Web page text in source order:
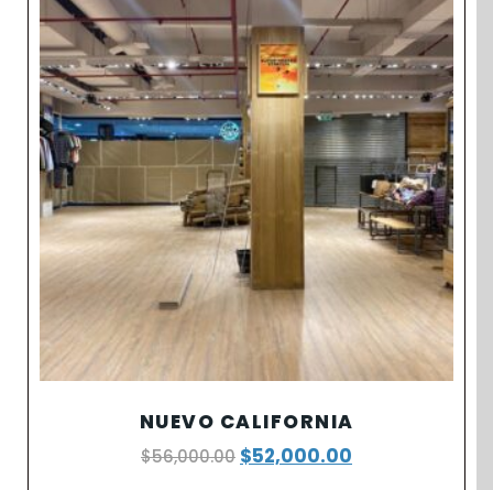
NUEVO CALIFORNIA
$56,000.00 $52,000.00